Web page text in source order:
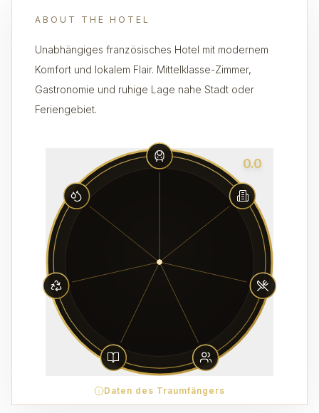
ABOUT THE HOTEL
Unabhängiges französisches Hotel mit modernem
Komfort und lokalem Flair. Mittelklasse-Zimmer,
Gastronomie und ruhige Lage nahe Stadt oder
Feriengebiet.
0.0
Daten des Traumfängers